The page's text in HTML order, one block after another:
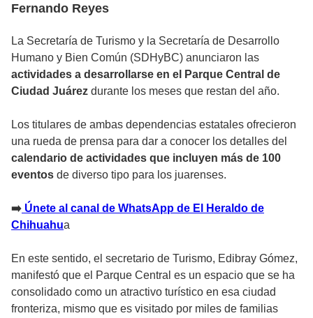
Fernando Reyes
La Secretaría de Turismo y la Secretaría de Desarrollo
Humano y Bien Común (SDHyBC) anunciaron las
actividades a desarrollarse en el Parque Central de
Ciudad Juárez durante los meses que restan del año.
Los titulares de ambas dependencias estatales ofrecieron
una rueda de prensa para dar a conocer los detalles del
calendario de actividades que incluyen más de 100
eventos de diverso tipo para los juarenses.
➡ ️ Únete al canal de WhatsApp de El Heraldo de
Chihuahua
En este sentido, el secretario de Turismo, Edibray Gómez,
manifestó que el Parque Central es un espacio que se ha
consolidado como un atractivo turístico en esa ciudad
fronteriza, mismo que es visitado por miles de familias